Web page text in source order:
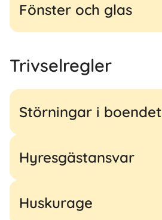
Fönster och glas
Trivselregler
Störningar i boendet
Hyresgästansvar
Huskurage